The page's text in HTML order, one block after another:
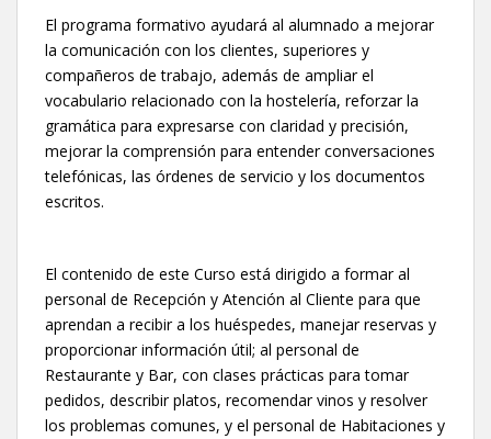
El programa formativo ayudará al alumnado a mejorar
la comunicación con los clientes, superiores y
compañeros de trabajo, además de ampliar el
vocabulario relacionado con la hostelería, reforzar la
gramática para expresarse con claridad y precisión,
mejorar la comprensión para entender conversaciones
telefónicas, las órdenes de servicio y los documentos
escritos.
El contenido de este Curso está dirigido a formar al
personal de Recepción y Atención al Cliente para que
aprendan a recibir a los huéspedes, manejar reservas y
proporcionar información útil; al personal de
Restaurante y Bar, con clases prácticas para tomar
pedidos, describir platos, recomendar vinos y resolver
los problemas comunes, y el personal de Habitaciones y